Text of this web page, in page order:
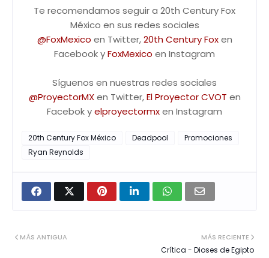
Te recomendamos seguir a 20th Century Fox
México en sus redes sociales
@FoxMexico en Twitter,20th Century Foxen
Facebook yFoxMexico en Instagram
Síguenos en nuestras redes sociales
@ProyectorMXen Twitter,El Proyector CVOT en
Facebok yelproyectormxen Instagram
20th Century Fox México Deadpool
Promociones
Ryan Reynolds
MÁS RECIENTE
Crítica - Dioses de Egipto
MÁS ANTIGUA